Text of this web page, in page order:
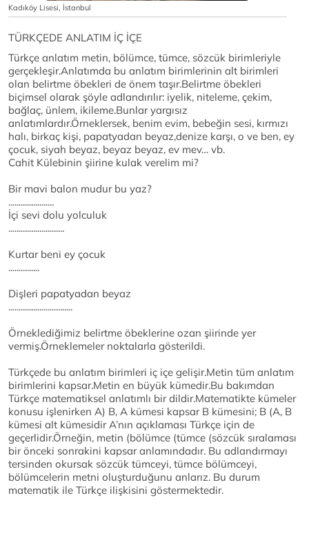
Kadıköy Lisesi, İstanbul
TÜRKÇEDE ANLATIM İÇ İÇE
Türkçe anlatım metin, bölümce, tümce, sözcük birimleriyle
gerçekleşir.Anlatımda bu anlatım birimlerinin alt birimleri
olan belirtme öbekleri de önem taşır.Belirtme öbekleri
biçimsel olarak şöyle adlandırılır: iyelik, niteleme, çekim,
bağlaç, ünlem, ikileme.Bunlar yargısız
anlatımlardır.Örneklersek, benim evim, bebeğin sesi, kırmızı
halı, birkaç kişi, papatyadan beyaz,denize karşı, o ve ben, ey
çocuk, siyah beyaz, beyaz beyaz, ev mev… vb.
Cahit Külebinin şiirine kulak verelim mi?
Bir mavi balon mudur bu yaz?
......................
İçi sevi dolu yolculuk
...........................
Kurtar beni ey çocuk
...............
Dişleri papatyadan beyaz
...............................
Örneklediğimiz belirtme öbeklerine ozan şiirinde yer
vermiş.Örneklemeler noktalarla gösterildi.
Türkçede bu anlatım birimleri iç içe gelişir.Metin tüm anlatım
birimlerini kapsar.Metin en büyük kümedir.Bu bakımdan
Türkçe matematiksel anlatımlı bir dildir.Matematikte kümeler
konusu işlenirken A) B, A kümesi kapsar B kümesini; B (A, B
kümesi alt kümesidir A’nın açıklaması Türkçe için de
geçerlidir.Örneğin, metin (bölümce (tümce (sözcük sıralaması
bir önceki sonrakini kapsar anlamındadır. Bu adlandırmayı
tersinden okursak sözcük tümceyi, tümce bölümceyi,
bölümcelerin metni oluşturduğunu anlarız. Bu durum
matematik ile Türkçe ilişkisini göstermektedir.